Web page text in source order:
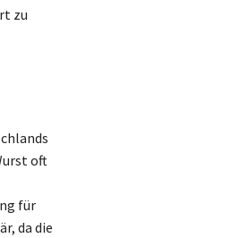
zu
oft
für
da die